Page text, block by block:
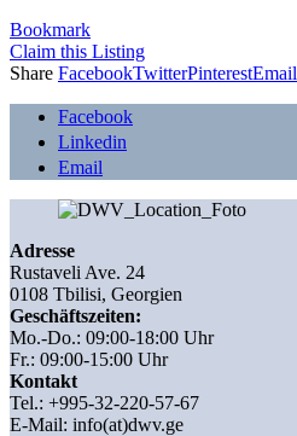
Bookmark
Claim this Listing
Share FacebookTwitterPinterestEmail
Facebook
Linkedin
Email
Adresse
Rustaveli Ave. 24
0108 Tbilisi, Georgien
Geschäftszeiten:
Mo.-Do.: 09:00-18:00 Uhr
Fr.: 09:00-15:00 Uhr
Kontakt
Tel.: +995-32-220-57-67
E-Mail: info(at)dwv.ge